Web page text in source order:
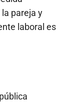
pareja y
laboral es